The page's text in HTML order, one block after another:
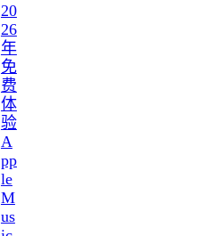
20
26
年
免
费
体
验
A
pp
le
M
us